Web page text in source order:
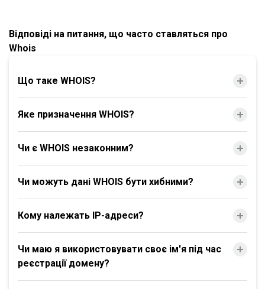
Відповіді на питання, що часто ставляться про
Whois
Що таке WHOIS?
Яке призначення WHOIS?
Чи є WHOIS незаконним?
Чи можуть дані WHOIS бути хибними?
Кому належать IP-адреси?
Чи маю я використовувати своє ім'я під час
реєстрації домену?